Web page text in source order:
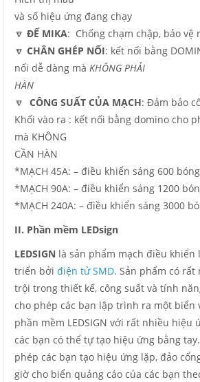
và số hiệu ứng đang chạy
🔽 ĐẾ MIKA: Chống chạm chập, bảo vệ
🔽 CHÂN GHÉP NỐI: kết nối bằng
nối dễ dàng mà KHÔNG PHẢI
HÀN
🔽 CÔNG SUẤT CỦA MẠCH: Đảm bảo
Khối vào ra : kết nối bằng domino cho
mà KHÔNG
CẦN HÀN
*MẠCH 45A: – điều khiển sáng 600
*MẠCH 90A: – điều khiển sáng 1200
*MẠCH 240A: – điều khiển sáng 3000
II. Phần mềm LEDsign
LEDSIGN là sản phẩm mạch điều khiển
triển bởi điện tử SMD. Sản phẩm có
trội trong thiết kế, công suất và tính
cho phép các bạn lập trình ra một biển
phần mềm LEDSIGN với rất nhiều hiệu
các bạn có thể tự tạo hiệu ứng bằng
phép các bạn tạo hiệu ứng lặp, đảo
giờ cho biển quảng cáo của các bạn